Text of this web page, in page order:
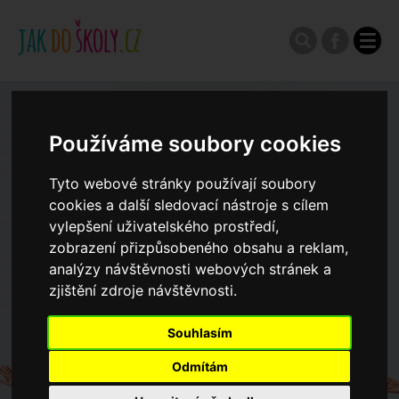
Používáme soubory cookies
Tyto webové stránky používají soubory
cookies a další sledovací nástroje s cílem
vylepšení uživatelského prostředí,
zobrazení přizpůsobeného obsahu a reklam,
analýzy návštěvnosti webových stránek a
zjištění zdroje návštěvnosti.
Souhlasím
Odmítám
Výroční zprávy
Spádové oblasti ZŠ
Koncepce školství
Dny otevřených dveří ZŠ